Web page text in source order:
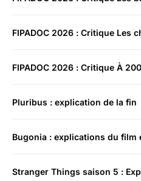
FIPADOC 2026 : Critique Les
FIPADOC 2026 : Critique À
Pluribus : explication de la fin
Bugonia : explications du film
Stranger Things saison 5 :